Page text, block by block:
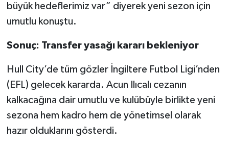
büyük hedeflerimiz var” diyerek yeni sezon için
umutlu konuştu.
Sonuç: Transfer yasağı kararı bekleniyor
Hull City’de tüm gözler İngiltere Futbol Ligi’nden
(EFL) gelecek kararda. Acun Ilıcalı cezanın
kalkacağına dair umutlu ve kulübüyle birlikte yeni
sezona hem kadro hem de yönetimsel olarak
hazır olduklarını gösterdi.